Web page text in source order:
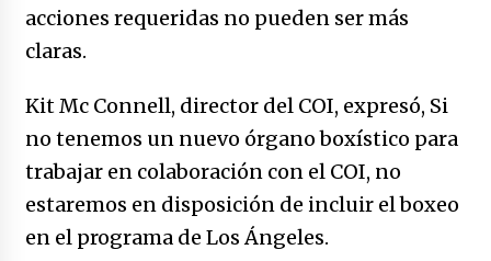
acciones requeridas no pueden ser más
claras.
Kit Mc Connell, director del COI, expresó, Si
no tenemos un nuevo órgano boxístico para
trabajar en colaboración con el COI, no
estaremos en disposición de incluir el boxeo
en el programa de Los Ángeles.